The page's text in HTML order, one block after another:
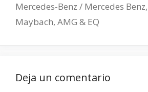
Mercedes-Benz / Mercedes
Maybach, AMG & EQ
Deja un comentario